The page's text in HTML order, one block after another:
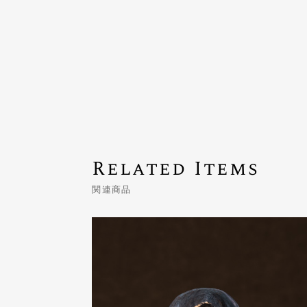
Related Items
関連商品